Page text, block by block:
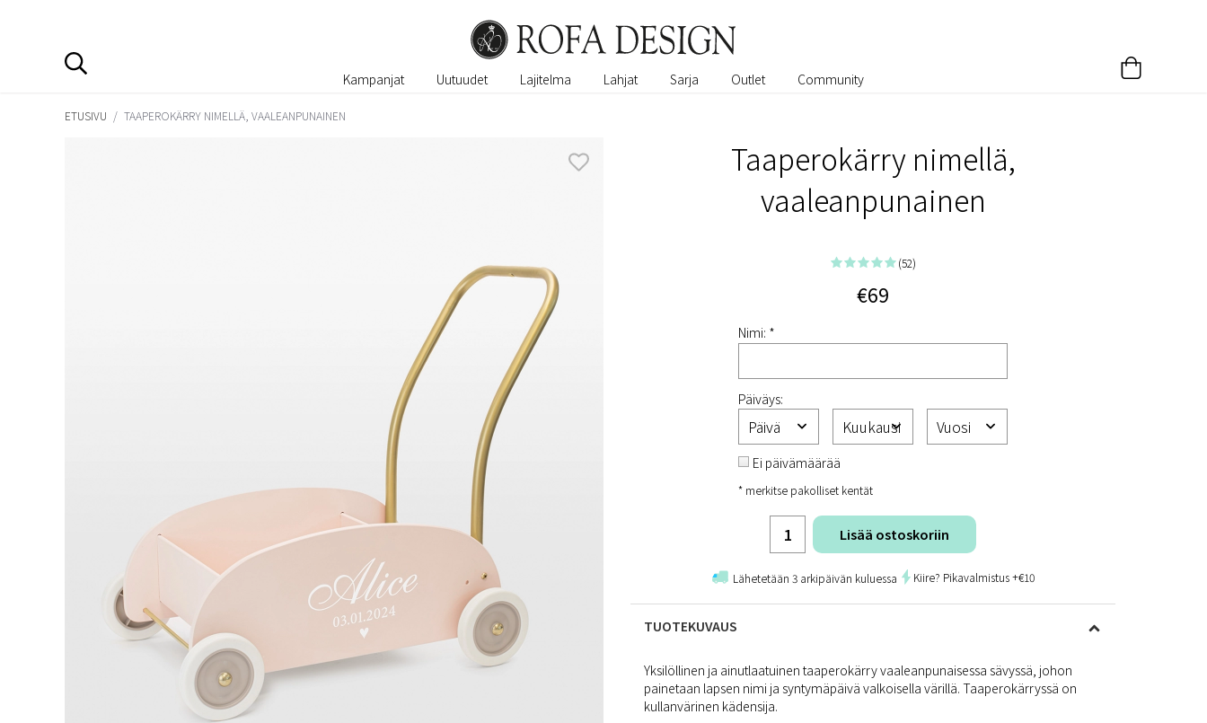
Kampanjat Uutuudet Lajitelma Lahjat Sarja Outlet Community
ETUSIVU / TAAPEROKÄRRY NIMELLÄ, VAALEANPUNAINEN
Taaperokärry nimellä,
vaaleanpunainen
(52)
€69
Nimi: *
Päiväys:
Ei päivämäärää
* merkitse pakolliset kentät
Lisää ostoskoriin
Lähetetään 3 arkipäivän kuluessa Kiire? Pikavalmistus +€10
TUOTEKUVAUS
Yksilöllinen ja ainutlaatuinen taaperokärry vaaleanpunaisessa sävyssä, johon
painetaan lapsen nimi ja syntymäpäivä valkoisella värillä. Taaperokärryssä on
kullanvärinen kädensija.